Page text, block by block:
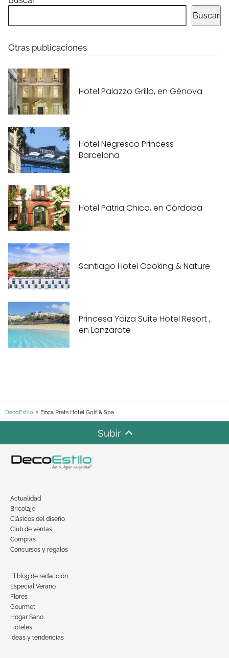
Buscar
Otras publicaciones
Hotel Palazzo Grillo, en Génova
Hotel Negresco Princess
Barcelona
Hotel Patria Chica, en Córdoba
Santiago Hotel Cooking & Nature
Princesa Yaiza Suite Hotel Resort ,
en Lanzarote
DecoEstilo Finca Prats Hotel Golf & Spa
Subir
Actualidad
Bricolaje
Clásicos del diseño
Club de ventas
Compras
Concursos y regalos
El blog de redacción
Especial Verano
Flores
Gourmet
Hogar Sano
Hoteles
Ideas y tendencias